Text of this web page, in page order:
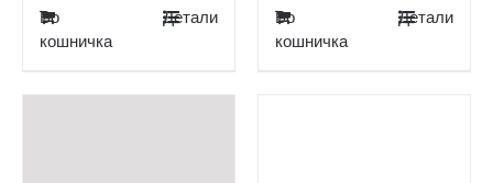
Во
кошничка
Детали
Во
кошничка
Детали